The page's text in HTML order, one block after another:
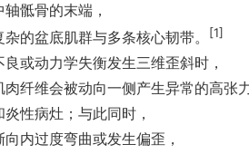
骶骨的末端，
的盆底肌群与多条核心韧带。
[1]
或动力学失衡发生三维歪斜时，
纤维会被动向一侧产生异常的高张
性病灶；与此同时，
内过度弯曲或发生偏歪，